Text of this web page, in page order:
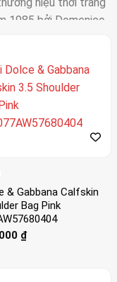
1985 bởi Domenico
với các sản phẩm
được thiết kế với
cá tính. Các sản
& Gabbana Calfskin
Bag Pink
₫